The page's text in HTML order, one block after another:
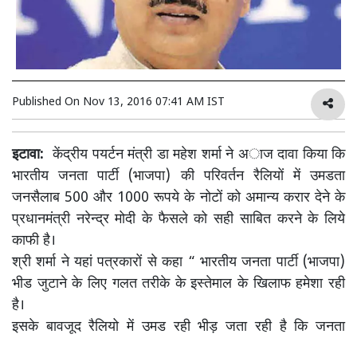
Published On Nov 13, 2016 07:41 AM IST
इटावा: केंद्रीय पयर्टन मंत्री डा महेश शर्मा ने अाज दावा किया कि
भारतीय जनता पार्टी (भाजपा) की परिवर्तन रैलियों में उमडता
जनसैलाब 500 और 1000 रूपये के नोटों को अमान्य करार देने के
प्रधानमंत्री नरेन्द्र मोदी के फैसले को सही साबित करने के लिये
काफी है।
श्री शर्मा ने यहां पत्रकारों से कहा “ भारतीय जनता पार्टी (भाजपा)
भीड जुटाने के लिए गलत तरीके के इस्तेमाल के खिलाफ हमेशा रही
है।
इसके बावजूद रैलियो में उमड रही भीड़ जता रही है कि जनता